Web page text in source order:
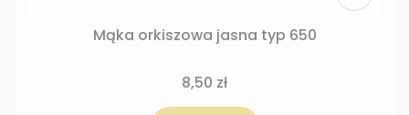
Mąka orkiszowa jasna typ 650
8,50 zł